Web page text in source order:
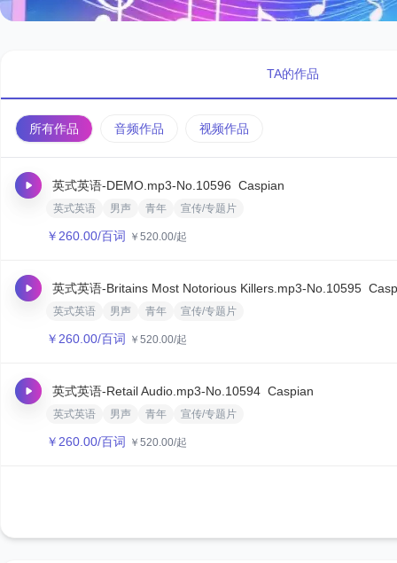
TA的作品
所有作品 音频作品 视频作品
英式英语-DEMO.mp3-No.10596 Caspian‌
英式英语 男声 青年 宣传/专题片
￥ 260.00/百词 ￥ 520.00/起
英式英语-Britains Most Notorious Killers.mp3-No.10595
英式英语 男声 青年 宣传/专题片
￥ 260.00/百词 ￥ 520.00/起
英式英语-Retail Audio.mp3-No.10594 Caspian‌
英式英语 男声 青年 宣传/专题片
￥ 260.00/百词 ￥ 520.00/起